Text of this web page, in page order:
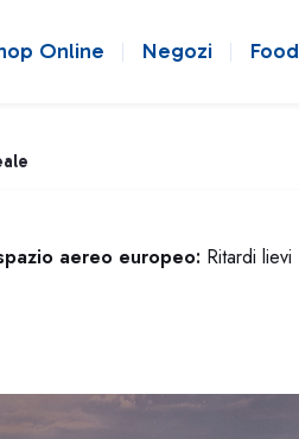
Online Negozi Food
aereo europeo: Ritardi lievi